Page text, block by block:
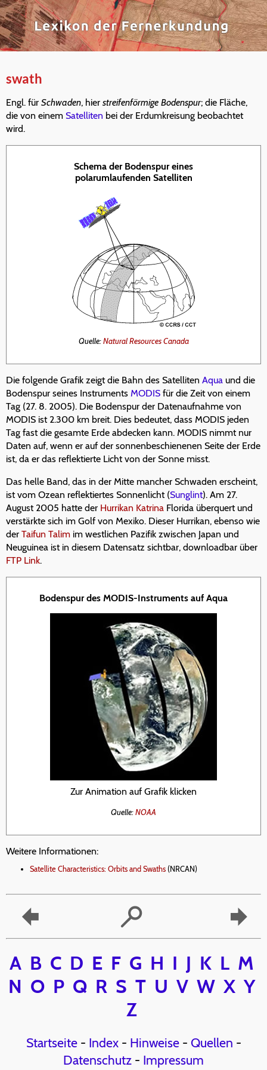
swath
Engl. für Schwaden, hier streifenförmige Bodenspur; die Fläche,
die von einem Satelliten bei der Erdumkreisung beobachtet
wird.
Schema der Bodenspur eines
polarumlaufenden Satelliten
Quelle:Natural Resources Canada
Die folgende Grafik zeigt die Bahn des Satelliten Aqua und die
Bodenspur seines Instruments MODIS für die Zeit von einem
Tag (27. 8. 2005). Die Bodenspur der Datenaufnahme von
MODIS ist 2.300 km breit. Dies bedeutet, dass MODIS jeden
Tag fast die gesamte Erde abdecken kann. MODIS nimmt nur
Daten auf, wenn er auf der sonnenbeschienenen Seite der Erde
ist, da er das reflektierte Licht von der Sonne misst.
Das helle Band, das in der Mitte mancher Schwaden erscheint,
ist vom Ozean reflektiertes Sonnenlicht (Sunglint). Am 27.
August 2005 hatte der Hurrikan Katrina Florida überquert und
verstärkte sich im Golf von Mexiko. Dieser Hurrikan, ebenso wie
der Taifun Talim im westlichen Pazifik zwischen Japan und
Neuguinea ist in diesem Datensatz sichtbar, downloadbar über
FTP Link.
Bodenspur des MODIS-Instruments auf Aqua
Zur Animation auf Grafik klicken
Quelle:NOAA
Weitere Informationen:
Satellite Characteristics: Orbits and Swaths (NRCAN)
A B C D E F G H I J K L M
N O P Q R S T U V W X Y
Z
Startseite- Index- Hinweise- Quellen -
Datenschutz - Impressum